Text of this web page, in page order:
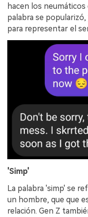
hacen los
palabra se
para representar el
'Simp'
La palabra 'simp' se
un hombre, que que
relación. Gen Z